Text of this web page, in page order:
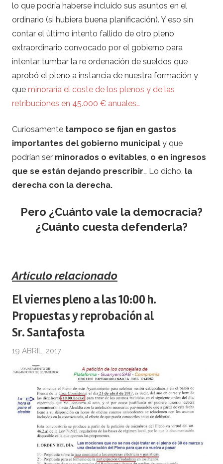
lo que podría haberse incluido sus asuntos en el
ordinario (si hubiera buena planificación). Y eso sin
contar el último intento fallido de otro pleno
extraordinario convocado por el gobierno para
intentar tumbar la re ordenación de sueldos que
aprobó el pleno a instancia de nuestra formación y
que minoraría el coste de los plenos y de las
retribuciones en 45.000 € anuales…
Curiosamente tampoco se fijan en gastos
importantes del gobierno municipal y que
podrían ser minorados o evitables o en ingresos
que se están dejando prescribir… Lo dicho, la
derecha con la derecha.
Pero ¿Cuánto vale la democracia?
¿Cuánto cuesta defenderla?
Artículo relacionado
El viernes pleno a las 10:00 h.
Propuestas y reprobación al
Sr. Santafosta
19 ABRIL, 2017